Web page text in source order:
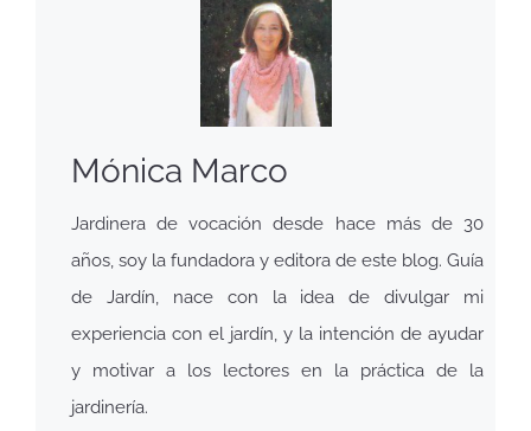
Mónica Marco
Jardinera de vocación desde hace más de 30
años, soy la fundadora y editora de este blog. Guía
de Jardín, nace con la idea de divulgar mi
experiencia con el jardín, y la intención de ayudar
y motivar a los lectores en la práctica de la
jardinería.